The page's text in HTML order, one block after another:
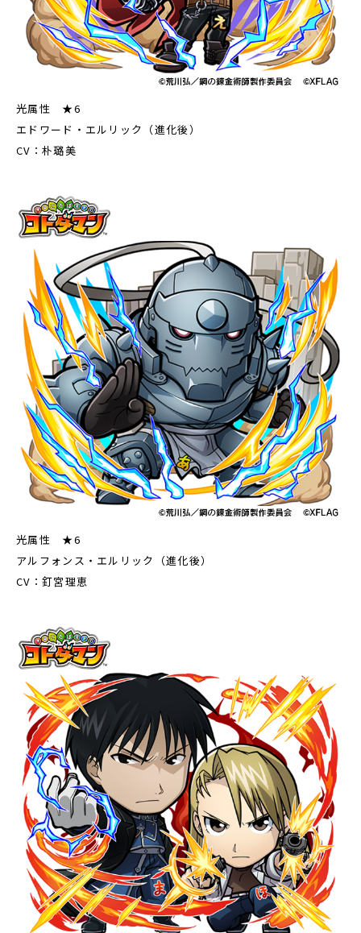
光属性 ★6
エドワード・エルリック（進化後）
CV：朴璐美
光属性 ★6
アルフォンス・エルリック（進化後）
CV：釘宮理恵